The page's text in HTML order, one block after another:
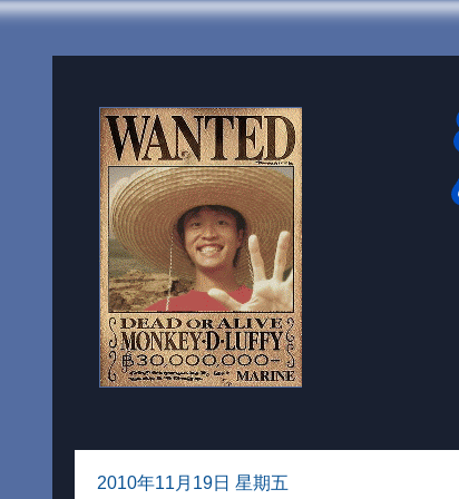
2010年11月19日 星期五